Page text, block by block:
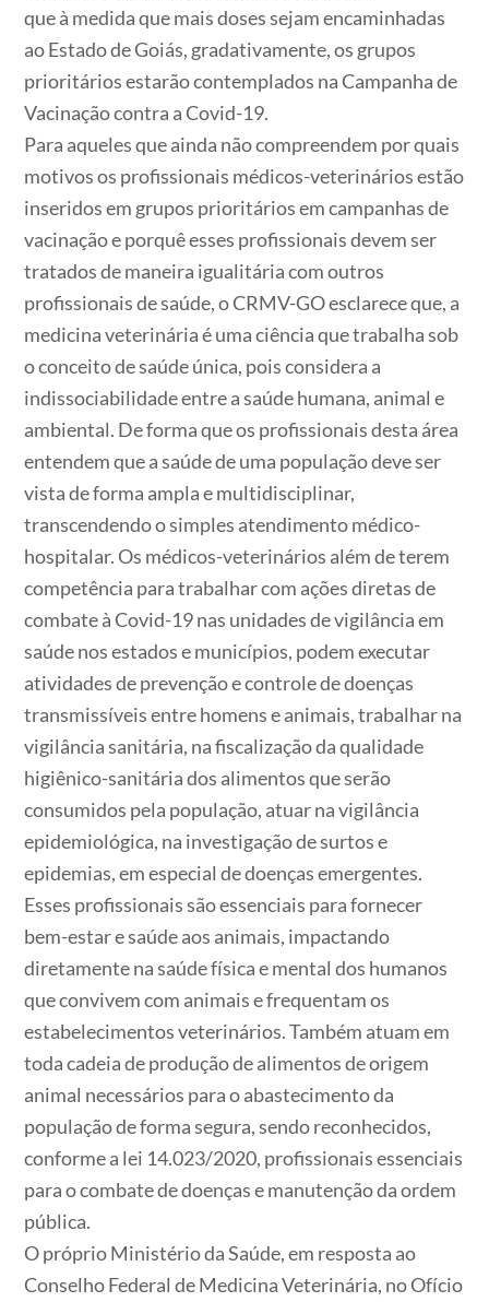
que à medida que mais doses sejam encaminhadas
ao Estado de Goiás, gradativamente, os grupos
prioritários estarão contemplados na Campanha de
Vacinação contra a Covid-19.
Para aqueles que ainda não compreendem por quais
motivos os profissionais médicos-veterinários estão
inseridos em grupos prioritários em campanhas de
vacinação e porquê esses profissionais devem ser
tratados de maneira igualitária com outros
profissionais de saúde, o CRMV-GO esclarece que, a
medicina veterinária é uma ciência que trabalha sob
o conceito de saúde única, pois considera a
indissociabilidade entre a saúde humana, animal e
ambiental. De forma que os profissionais desta área
entendem que a saúde de uma população deve ser
vista de forma ampla e multidisciplinar,
transcendendo o simples atendimento médico-
hospitalar. Os médicos-veterinários além de terem
competência para trabalhar com ações diretas de
combate à Covid-19 nas unidades de vigilância em
saúde nos estados e municípios, podem executar
atividades de prevenção e controle de doenças
transmissíveis entre homens e animais, trabalhar na
vigilância sanitária, na fiscalização da qualidade
higiênico-sanitária dos alimentos que serão
consumidos pela população, atuar na vigilância
epidemiológica, na investigação de surtos e
epidemias, em especial de doenças emergentes.
Esses profissionais são essenciais para fornecer
bem-estar e saúde aos animais, impactando
diretamente na saúde física e mental dos humanos
que convivem com animais e frequentam os
estabelecimentos veterinários. Também atuam em
toda cadeia de produção de alimentos de origem
animal necessários para o abastecimento da
população de forma segura, sendo reconhecidos,
conforme a lei 14.023/2020, profissionais essenciais
para o combate de doenças e manutenção da ordem
pública.
O próprio Ministério da Saúde, em resposta ao
Conselho Federal de Medicina Veterinária, no Ofício